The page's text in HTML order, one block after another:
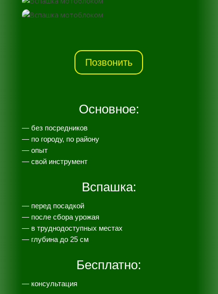
Позвонить
Основное:
— без посредников
— по городу, по району
— опыт
— свой инструмент
Вспашка:
— перед посадкой
— после сбора урожая
— в труднодоступных местах
— глубина до 25 см
Бесплатно:
— консультация